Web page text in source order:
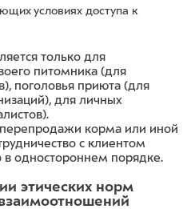
условиях доступа к
только для
питомника (для
поголовья приюта (для
для личных
корма или иной
с клиентом
одностороннем порядке.
этических норм